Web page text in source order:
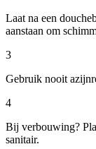
Laat na een
aanstaan om
3
Gebruik nooit
4
Bij verbouwing?
sanitair.